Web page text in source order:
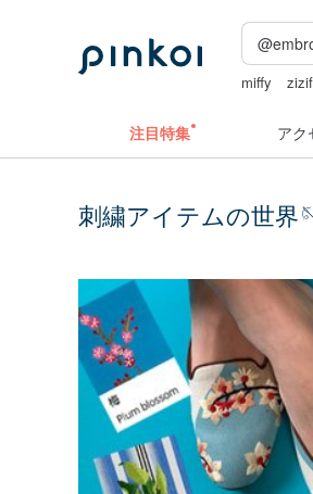
miffy
注目特集 アク
刺繍アイテムの世界